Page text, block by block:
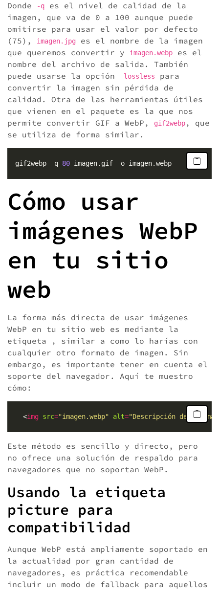
Donde -q
es el nivel de calidad de la
imagen, que va de 0 a 100 aunque puede
omitirse para usar el valor por defecto
(75),
imagen.jpg
es el nombre de la imagen
que queremos convertir y
imagen.webp
es el
nombre del archivo de salida. También
puede usarse la opción
-lossless
para
convertir la imagen sin pérdida de
calidad. Otra de las herramientas útiles
que vienen en el paquete es la que nos
permite convertir GIF a WebP,
gif2webp, que
se utiliza de forma similar.
  gif2webp -q
80
Cómo usar
imágenes WebP
en tu sitio
web
La forma más directa de usar imágenes
WebP en tu sitio web es mediante la
etiqueta
, similar a como lo harías con
cualquier otro formato de imagen. Sin
embargo, es importante tener en cuenta el
soporte del navegador. Aquí te muestro
cómo:
    <
img src="imagen.webp" alt="Descripción de la
Este método es sencillo y directo, pero
no ofrece una solución de respaldo para
navegadores que no soportan WebP.
Usando la etiqueta
picture para
compatibilidad
Aunque WebP está ampliamente soportado en
la actualidad por gran cantidad de
navegadores, es práctica recomendable
incluir un modo de fallback para aquellos